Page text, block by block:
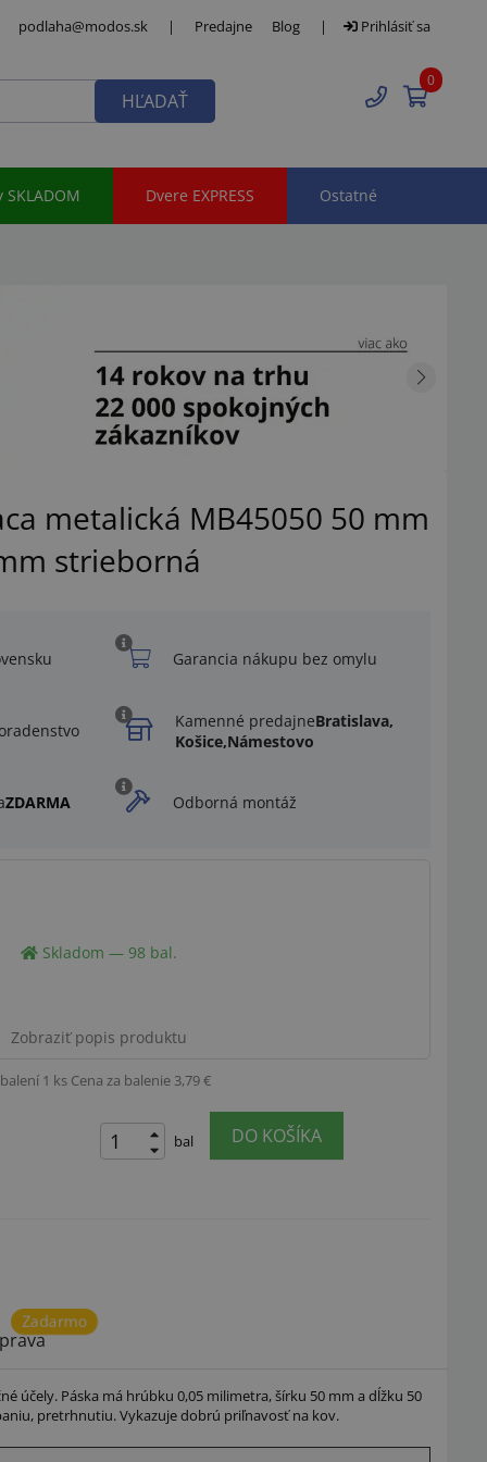
podlaha@modos.sk | Predajne Blog | Prihlásiť sa
HĽADAŤ
0
SKLADOM Dvere EXPRESS Ostatné
metalická MB45050 50 mm
strieborná
Garancia nákupu bez omylu
Kamenné predajneBratislava,
Košice,Námestovo
ZDARMA Odborná montáž
Skladom — 98 bal.
Zobraziť popis produktu
1 ks Cena za balenie 3,79 €
bal DO KOŠÍKA
Zadarmo
účely. Páska má hrúbku 0,05 milimetra, šírku 50 mm a dĺžku 50
pretrhnutiu. Vykazuje dobrú priľnavosť na kov.